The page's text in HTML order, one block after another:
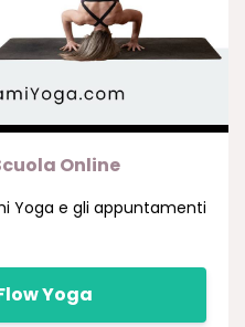
Online
Yoga e gli appuntamenti
Yoga